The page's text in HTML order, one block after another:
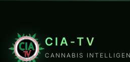
CIA-TV
CANNABIS